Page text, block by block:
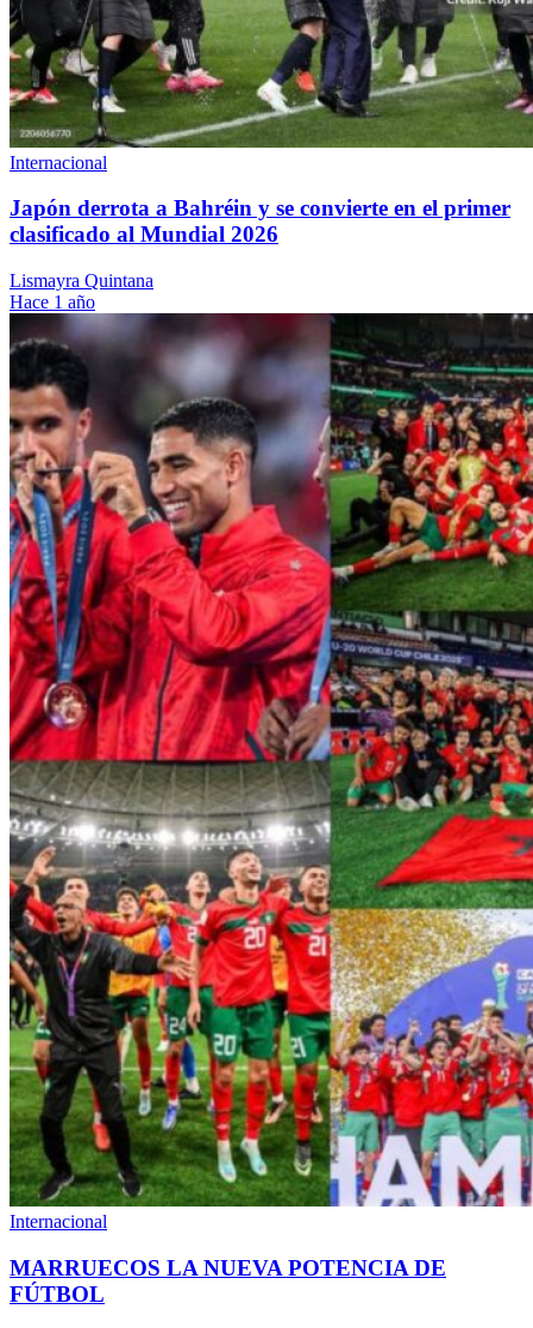
Internacional
Japón derrota a Bahréin y se convierte en el primer
clasificado al Mundial 2026
Lismayra Quintana
Hace 1 año
Internacional
MARRUECOS LA NUEVA POTENCIA DE
FÚTBOL